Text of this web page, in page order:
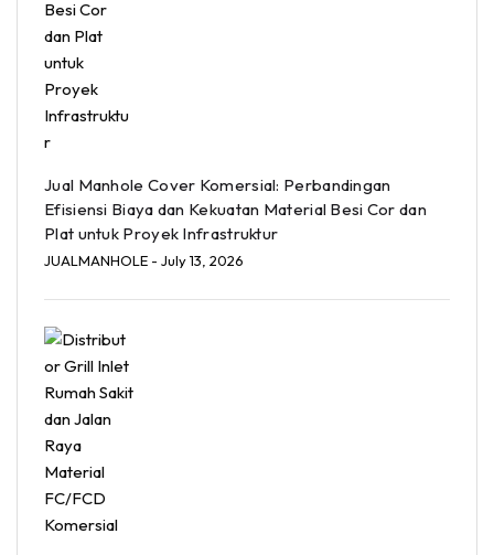
Jual Manhole Cover Komersial: Perbandingan
Efisiensi Biaya dan Kekuatan Material Besi Cor dan
Plat untuk Proyek Infrastruktur
JUALMANHOLE - July 13, 2026